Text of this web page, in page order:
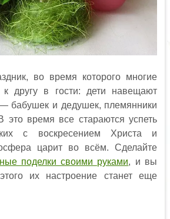
во время которого многие
другу в гости: дети навещают
бабушек и дедушек, племянники
время все стараются успеть
с воскресением Христа и
царит во всём. Сделайте
поделки своими руками, и вы
их настроение станет еще